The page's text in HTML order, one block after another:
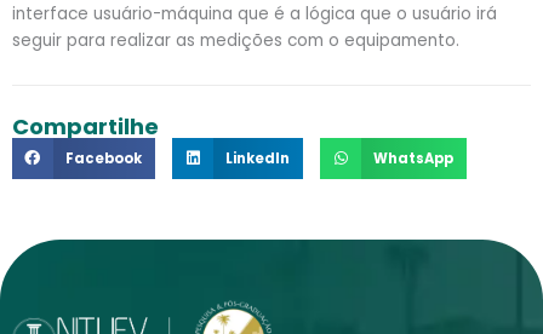
interface usuário-máquina que é a lógica que o usuário irá
seguir para realizar as medições com o equipamento.
Compartilhe
Facebook LinkedIn WhatsApp